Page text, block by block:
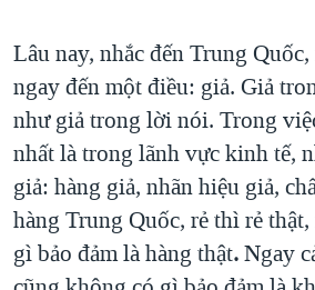
THỂ THAO
GIÁO DỤC
GROUND ZERO – XƯA VÀ NAY
CHI PHÍ CHIẾN TRANH
CÁC GIÁ TRỊ CỘNG HÒA Ở VIỆT
THƯỢNG ĐỈNH TRUMP-KIM TẠI
TRỊNH VĨNH BÌNH VS. CHÍNH PHỦ
NGƯ DÂN VIỆT VÀ LÀN SÓNG TRỘM
BÊN KIA QUỐC LỘ: TIẾNG VỌNG
Lâu nay, nhắc đến Trung
ngay đến một điều: giả. Giả
như giả trong lời nói. Trong
nhất là trong lãnh vực kinh tế,
giả: hàng giả, nhãn hiệu giả,
hàng Trung Quốc, rẻ thì rẻ
gì bảo đảm là hàng thật.Ngay